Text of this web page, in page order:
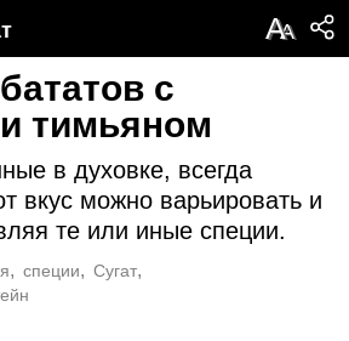
АА
с
тимьяном
в духовке, всегда
вкус можно варьировать и
те или иные специи.
специи
Сугат